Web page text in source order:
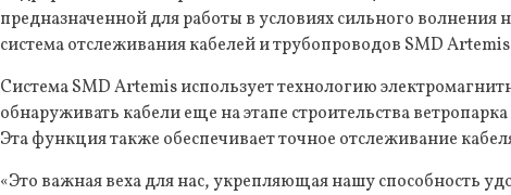
предназначенной для работы в условиях сильного волнения
система отслеживания кабелей и трубопроводов SMD
Система SMD Artemis использует технологию
обнаруживать кабели еще на этапе строительства
Эта функция также обеспечивает точное отслеживание
«Это важная веха для нас, укрепляющая нашу способность